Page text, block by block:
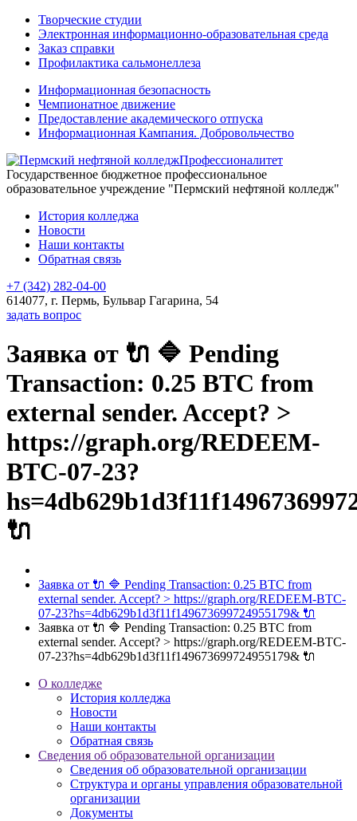
Творческие студии
Электронная информационно-образовательная среда
Заказ справки
Профилактика сальмонеллеза
Информационная безопасность
Чемпионатное движение
Предоставление академического отпуска
Информационная Кампания. Добровольчество
Профессионалитет
Государственное бюджетное профессиональное
образовательное учреждение "Пермский нефтяной колледж"
История колледжа
Новости
Наши контакты
Обратная связь
+7 (342) 282-04-00
614077, г. Пермь, Бульвар Гагарина, 54
задать вопрос
Заявка от 🔌 🔷 Pending
Transaction: 0.25 BTC from
external sender. Accept? >
https://graph.org/REDEEM-
BTC-07-23?
🔌
Заявка от 🔌 🔷 Pending Transaction: 0.25 BTC from
external sender. Accept? > https://graph.org/REDEEM-BTC-
07-23?hs=4db629b1d3f11f149673699724955179& 🔌
Заявка от 🔌 🔷 Pending Transaction: 0.25 BTC from
external sender. Accept? > https://graph.org/REDEEM-BTC-
07-23?hs=4db629b1d3f11f149673699724955179& 🔌
О колледже
История колледжа
Новости
Наши контакты
Обратная связь
Сведения об образовательной организации
Сведения об образовательной организации
Структура и органы управления образовательной
организации
Документы